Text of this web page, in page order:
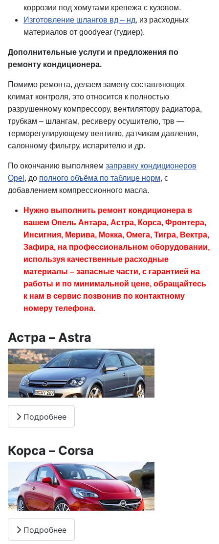
коррозии под хомутами крепежа с кузовом.
Изготовление шлангов вд – нд, из расходных
материалов от goodyear (гудиер).
Дополнительные услуги и предложения по
ремонту кондиционера.
Помимо ремонта, делаем замену составляющих
климат контроля, это относится к полностью
разрушенному компрессору, вентилятору радиатора,
трубкам – шлангам, ресиверу осушителю, трв —
терморегулирующему вентилю, датчикам давления,
салонному фильтру, испарителю и др.
По окончанию выполняем заправку кондиционеров
Opel , до полного объёма по таблице норм, с
добавлением компрессионного масла.
Нужно выполнить ремонт кондиционера в
вашем Опель Антара, Астра, Корса, Фронтера,
Инсигния, Мерива, Мокка, Омега, Тигра, Вектра,
Зафира, на профессиональном оборудовании,
используя качественные расходные
материалы – запасные части, с гарантией на
работы и по минимальной цене, обращайтесь
к нам в сервис позвонив по контактному
номеру телефона.
Астра – Astra
Подробнее
Корса – Corsa
Подробнее